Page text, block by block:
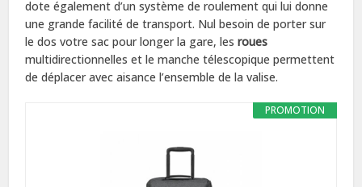
dote également d’un système de roulement qui lui donne
une grande facilité de transport. Nul besoin de porter sur
le dos votre sac pour longer la gare, lesroues
multidirectionnelles et le manche télescopique permettent
de déplacer avec aisance l’ensemble de la valise.
PROMOTION